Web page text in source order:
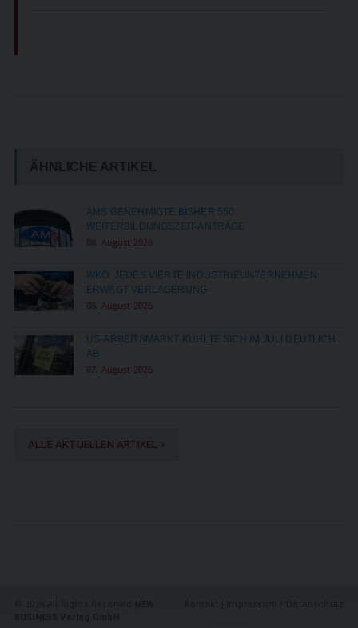
ÄHNLICHE ARTIKEL
AMS GENEHMIGTE BISHER 550
WEITERBILDUNGSZEIT-ANTRÄGE
08. August 2026
WKÖ: JEDES VIERTE INDUSTRIEUNTERNEHMEN
ERWÄGT VERLAGERUNG
08. August 2026
US-ARBEITSMARKT KÜHLTE SICH IM JULI DEUTLICH
AB
07. August 2026
ALLE AKTUELLEN ARTIKEL »